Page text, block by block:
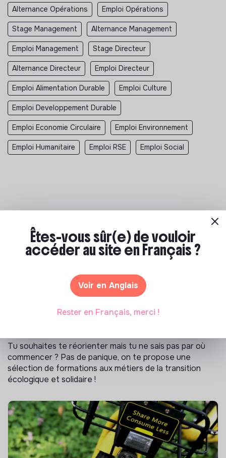
Alternance Opérations Emploi Opérations
Stage Management Alternance Management
Emploi Management Stage Directeur
Alternance Directeur Emploi Directeur
Emploi Alimentation Durable Emploi Culture
Emploi Developpement Durable
Emploi Economie Circulaire Emploi Environnement
Emploi Humanitaire Emploi RSE Emploi Social
Les entreprises à impact positif et associations qui recrutent
(F/H) - Antony - CDI - Direction - Services - 02/06/2026
Tu souhaites te réorienter mais tu ne sais pas par où
commencer ? Pas de panique, on te propose une
sélection de formations aux métiers de la transition
écologique et solidaire !
Êtes-vous sûr(e) de vouloir
accéder au site en Français ?
Voir en Anglais
Rester en Français, merci !